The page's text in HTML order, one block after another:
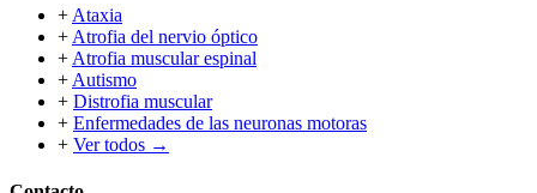
+ Ataxia
+ Atrofia del nervio óptico
+ Atrofia muscular espinal
+ Autismo
+ Distrofia muscular
+ Enfermedades de las neuronas motoras
+ Ver todos →